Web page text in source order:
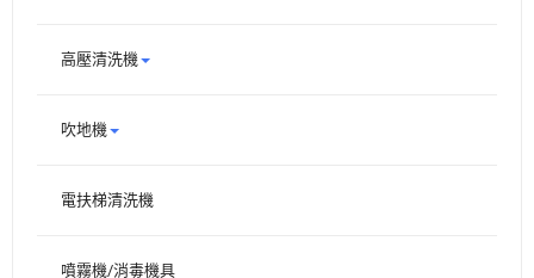
高壓清洗機
吹地機
電扶梯清洗機
噴霧機/消毒機具